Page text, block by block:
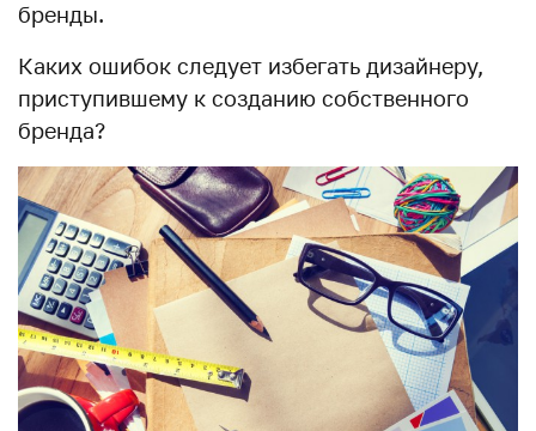
бренды.
Каких ошибок следует избегать дизайнеру,
приступившему к созданию собственного
бренда?